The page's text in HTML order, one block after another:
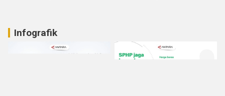
Infografik